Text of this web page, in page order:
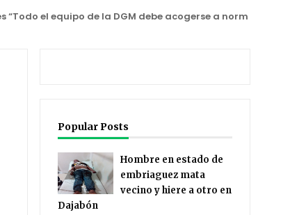
el equipo de la DGM debe acogerse a normas éticas y
Popular Posts
Hombre en estado de
embriaguez mata
vecino y hiere a otro en
Dajabón